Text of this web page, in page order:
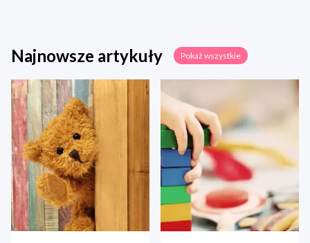
Najnowsze artykuły Pokaż wszystkie